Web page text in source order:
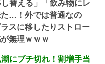
替える」「飲み物にレ
…！外では普通なの
スに移したりストロー
無理ｗｗｗ
にブチ切れ！割増手当